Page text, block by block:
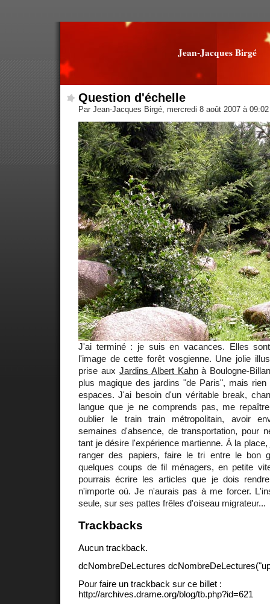
Jean-Jacques Birgé
Question d'échelle
Par Jean-Jacques Birgé, mercredi 8 août 2007 à
J'ai terminé : je suis en vacances. Elles
l'image de cette forêt vosgienne. Une jolie
prise aux Jardins Albert Kahnà Boulogne-
plus magique des jardins "de Paris", mais
espaces. J'ai besoin d'un véritable break,
langue que je ne comprends pas, me
oublier le train train métropolitain, avoir
semaines d'absence, de transportation, pour
tant je désire l'expérience martienne. À la
ranger des papiers, faire le tri entre le bon
quelques coups de fil ménagers, en petite
pourrais écrire les articles que je dois
n'importe où. Je n'aurais pas à me forcer.
seule, sur ses pattes frêles d'oiseau migrateur...
Trackbacks
Aucun trackback.
dcNombreDeLectures
Pour faire un trackback sur ce billet :
http://archives.drame.org/blog/tb.php?id=621